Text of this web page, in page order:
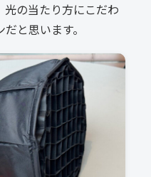
の当たり方にこだわ
と思います。